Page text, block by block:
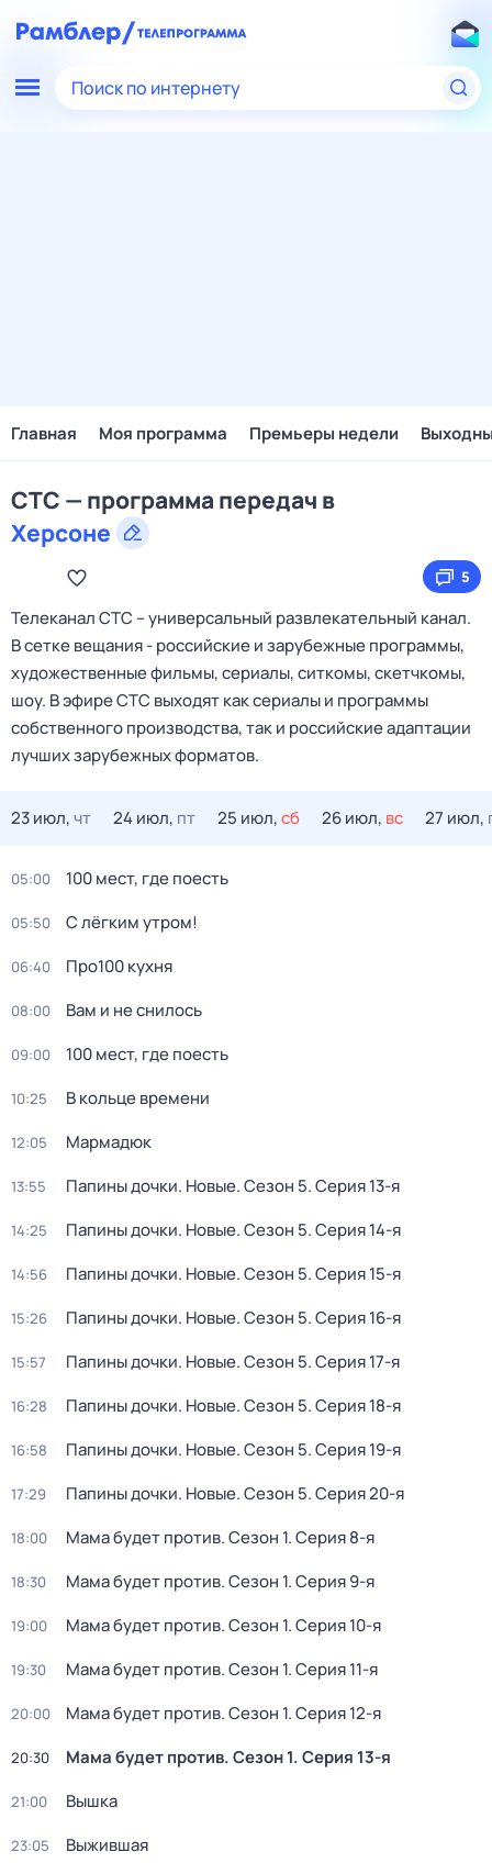
Поиск по интернету
Главная Моя программа Премьеры недели
СТС — программа передач в
Херсоне
5
Телеканал CTC – универсальный развлекательный канал.
В сетке вещания - российские и зарубежные программы,
художественные фильмы, сериалы, ситкомы, скетчкомы,
шоу. В эфире СТС выходят как сериалы и программы
собственного производства, так и российские адаптации
лучших зарубежных форматов.
23 июл,чт 24 июл, пт 25 июл,сб 26 июл, вс 27 июл,
05:00 100 мест, где поесть
05:50 С лёгким утром!
06:40 Пpo100 кухня
08:00 Вам и не снилось
09:00 100 мест, где поесть
10:25 В кольце времени
12:05 Мармадюк
13:55 Папины дочки. Новые. Сезон 5. Серия 13-я
14:25 Папины дочки. Новые. Сезон 5. Серия 14-я
14:56 Папины дочки. Новые. Сезон 5. Серия 15-я
15:26 Папины дочки. Новые. Сезон 5. Серия 16-я
15:57 Папины дочки. Новые. Сезон 5. Серия 17-я
16:28 Папины дочки. Новые. Сезон 5. Серия 18-я
16:58 Папины дочки. Новые. Сезон 5. Серия 19-я
17:29 Папины дочки. Новые. Сезон 5. Серия 20-я
18:00 Мама будет против. Сезон 1. Серия 8-я
18:30 Мама будет против. Сезон 1. Серия 9-я
19:00 Мама будет против. Сезон 1. Серия 10-я
19:30 Мама будет против. Сезон 1. Серия 11-я
20:00 Мама будет против. Сезон 1. Серия 12-я
20:30 Мама будет против. Сезон 1. Серия 13-я
21:00 Вышка
23:05 Выжившая